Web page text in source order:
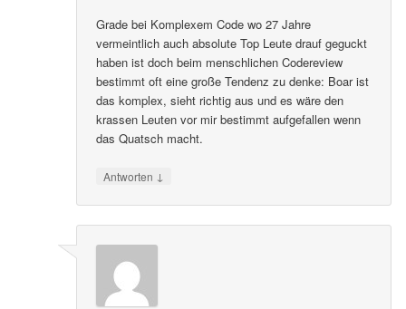
Grade bei Komplexem Code wo 27 Jahre
vermeintlich auch absolute Top Leute drauf geguckt
haben ist doch beim menschlichen Codereview
bestimmt oft eine große Tendenz zu denke: Boar ist
das komplex, sieht richtig aus und es wäre den
krassen Leuten vor mir bestimmt aufgefallen wenn
das Quatsch macht.
Antworten ↓